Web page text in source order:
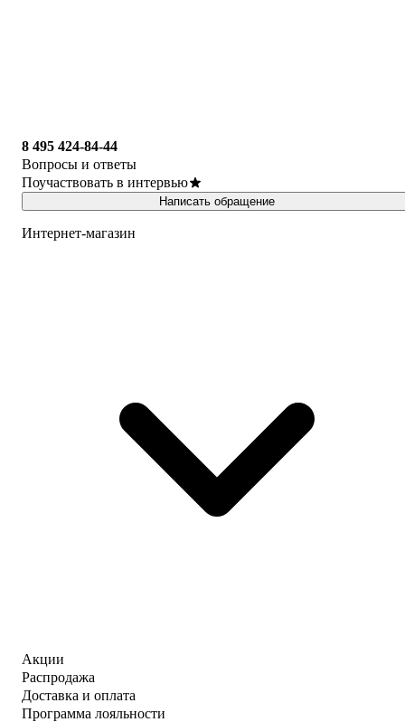
8 495 424-84-44
Вопросы и ответы
Поучаствовать в интервью
Написать обращение
Интернет-магазин
Акции
Распродажа
Доставка и оплата
Программа лояльности